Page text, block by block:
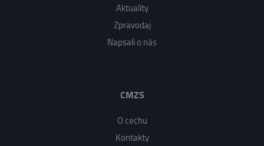
Aktuality
Zpravodaj
Napsali o nás
CMZS
O cechu
Kontakty